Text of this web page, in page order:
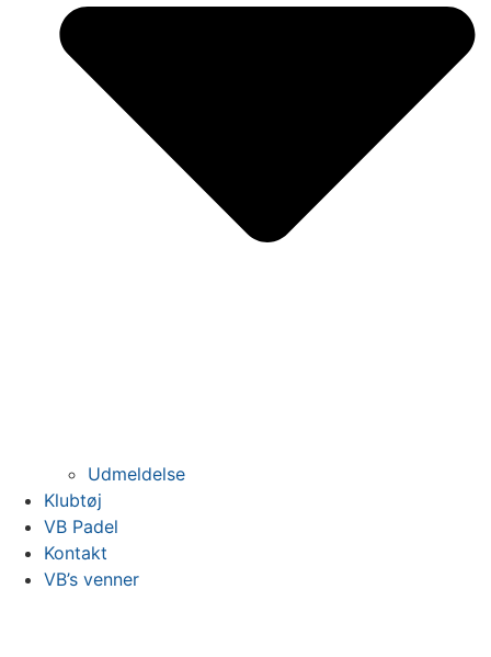
Udmeldelse
Klubtøj
VB Padel
Kontakt
VB’s venner